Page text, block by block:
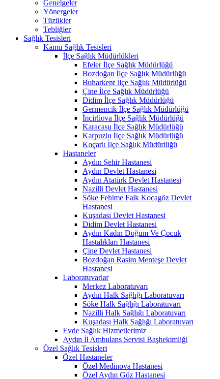
Genelgeler
Yönergeler
Tüzükler
Tebliğler
Sağlık Tesisleri
Kamu Sağlık Tesisleri
İlçe Sağlık Müdürlükleri
Efeler İlçe Sağlık Müdürlüğü
Bozdoğan İlçe Sağlık Müdürlüğü
Buharkent İlçe Sağlık Müdürlüğü
Çine İlçe Sağlık Müdürlüğü
Didim İlçe Sağlık Müdürlüğü
Germencik İlçe Sağlık Müdürlüğü
İncirliova İlçe Sağlık Müdürlüğü
Karacasu İlçe Sağlık Müdürlüğü
Karpuzlu İlçe Sağlık Müdürlüğü
Koçarlı İlçe Sağlık Müdürlüğü
Hastaneler
Aydın Şehir Hastanesi
Aydın Devlet Hastanesi
Aydın Atatürk Devlet Hastanesi
Nazilli Devlet Hastanesi
Söke Fehime Faik Kocagöz Devlet
Hastanesi
Kuşadası Devlet Hastanesi
Didim Devlet Hastanesi
Aydın Kadın Doğum Ve Çocuk
Hastalıkları Hastanesi
Çine Devlet Hastanesi
Bozdoğan Rasim Menteşe Devlet
Hastanesi
Laboratuvarlar
Merkez Laboratuvarı
Aydın Halk Sağlığı Laboratuvarı
Söke Halk Sağlığı Laboratuvarı
Nazilli Halk Sağlığı Laboratuvarı
Kuşadası Halk Sağlığı Laboratuvarı
Evde Sağlık Hizmetlerimiz
Aydın İl Ambulans Servisi Başhekimliği
Özel Sağlık Tesisleri
Özel Hastaneler
Özel Medinova Hastanesi
Özel Aydın Göz Hastanesi